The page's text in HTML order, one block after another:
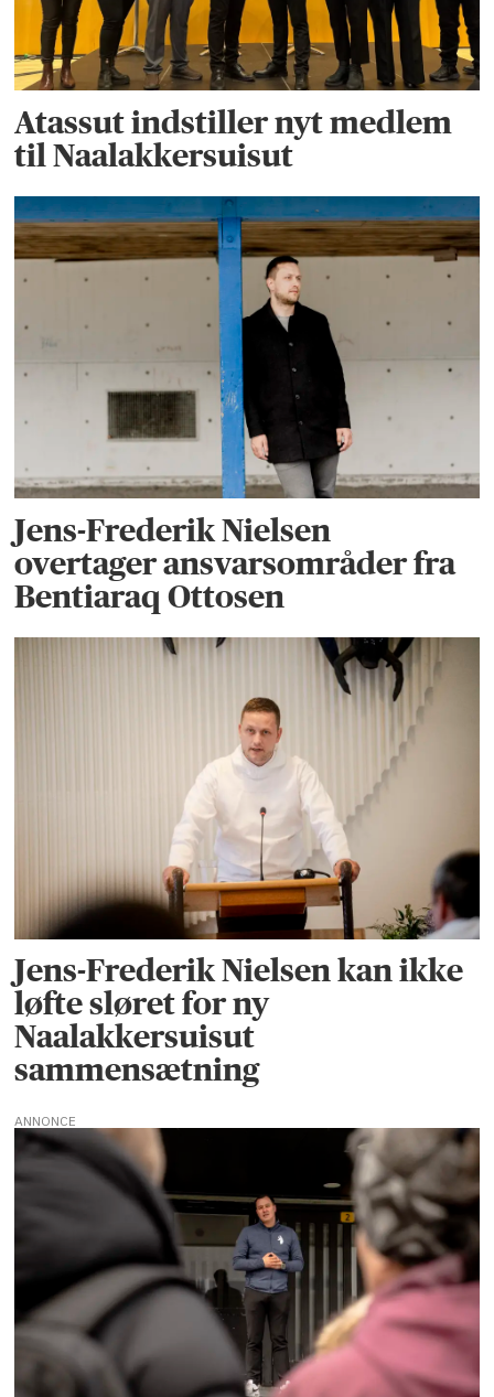
Atassut indstiller nyt medlem
til Naalakkersuisut
Jens-Frederik Nielsen
overtager ansvarsområder fra
Bentiaraq Ottosen
Jens-Frederik Nielsen kan ikke
løfte sløret for ny
Naalakkersuisut
sammensætning
ANNONCE